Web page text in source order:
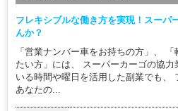
フレキシブルな働き方を実現！スーパ
んか？
「営業ナンバー車をお持ちの方」、
たい方」には、 スーパーカーゴの協
いる時間や曜日を活用した副業でも、
あなたの...